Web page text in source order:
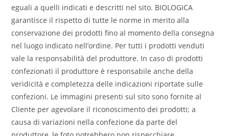
eguali a quelli indicati e descritti nel sito. BIOLOGICA
garantisce il rispetto di tutte le norme in merito alla
conservazione dei prodotti fino al momento della consegna
nel luogo indicato nell’ordine. Per tutti i prodotti venduti
vale la responsabilità del produttore. In caso di prodotti
confezionati il produttore è responsabile anche della
veridicità e completezza delle indicazioni riportate sulle
confezioni. Le immagini presenti sul sito sono fornite al
Cliente per agevolare il riconoscimento dei prodotti; a
causa di variazioni nella confezione da parte del